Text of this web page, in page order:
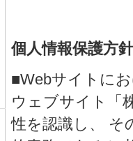
個人情報保護方針
■Webサイトに
ウェブサイト「
性を認識し、 そ